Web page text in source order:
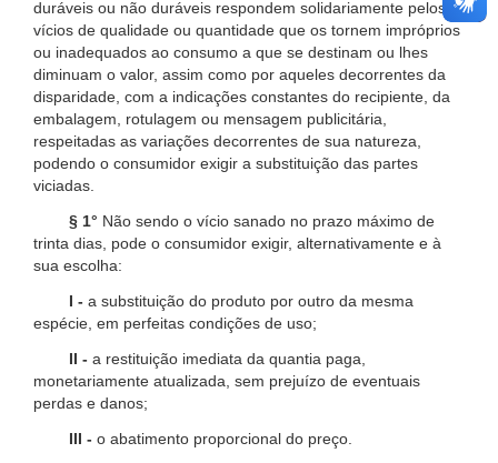
duráveis ou não duráveis respondem solidariamente pelos
vícios de qualidade ou quantidade que os tornem impróprios
ou inadequados ao consumo a que se destinam ou lhes
diminuam o valor, assim como por aqueles decorrentes da
disparidade, com a indicações constantes do recipiente, da
embalagem, rotulagem ou mensagem publicitária,
respeitadas as variações decorrentes de sua natureza,
podendo o consumidor exigir a substituição das partes
viciadas.
§ 1° Não sendo o vício sanado no prazo máximo de
trinta dias, pode o consumidor exigir, alternativamente e à
sua escolha:
I - a substituição do produto por outro da mesma
espécie, em perfeitas condições de uso;
II - a restituição imediata da quantia paga,
monetariamente atualizada, sem prejuízo de eventuais
perdas e danos;
III - o abatimento proporcional do preço.